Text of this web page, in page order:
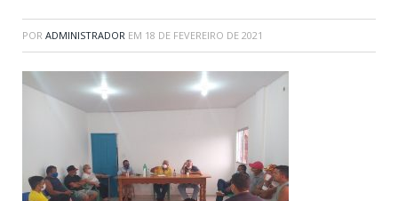
POR ADMINISTRADOR EM 18 DE FEVEREIRO DE 2021